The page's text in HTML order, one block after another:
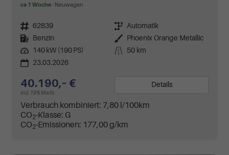
ca 1 Woche Neuwagen
Fahrzeugnr. 62839 Getriebe Automatik
Kraftstoff
Benzin Außenfarbe
Phoenix Orange Metallic
Leistung
140 kW (190 PS) Kilometerstand
50 km
23.03.2026
40.190,– €
incl. 19% MwSt.
Details
Verbrauch kombiniert: 7,80 l/100km
CO2-Klasse: G
CO2-Emissionen: 177,00 g/km